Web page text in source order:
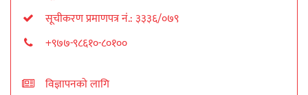
सूचीकरण प्रमाणपत्र नं.: ३३३६/०७९
+९७७-९८६१०-८०१००
विज्ञापनको लागि